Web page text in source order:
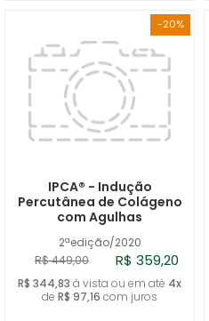
-20%
2ªedição/2020
IPCA® - Indução
Percutânea de Colágeno
com Agulhas
R$ 449,00 R$ 359,20
R$ 344,83 à vista ou em até 4x
de R$ 97,16 com juros